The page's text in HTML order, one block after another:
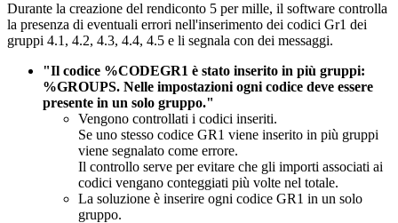
Durante la creazione del rendiconto 5 per mille, il software controlla
la presenza di eventuali errori nell'inserimento dei codici Gr1 dei
gruppi 4.1, 4.2, 4.3, 4.4, 4.5 e li segnala con dei messaggi.
"Il codice %CODEGR1 è stato inserito in più gruppi:
%GROUPS. Nelle impostazioni ogni codice deve essere
presente in un solo gruppo."
Vengono controllati i codici inseriti.
Se uno stesso codice GR1 viene inserito in più gruppi
viene segnalato come errore.
Il controllo serve per evitare che gli importi associati ai
codici vengano conteggiati più volte nel totale.
La soluzione è inserire ogni codice GR1 in un solo
gruppo.